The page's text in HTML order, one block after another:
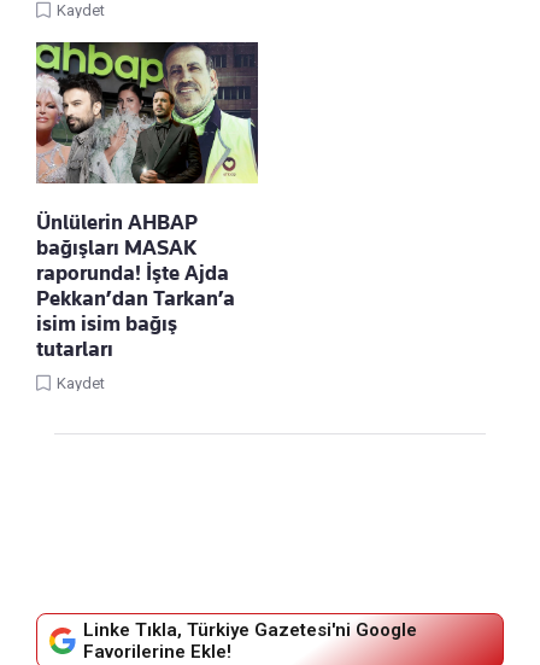
Kaydet
Ünlülerin AHBAP
bağışları MASAK
raporunda! İşte Ajda
Pekkan’dan Tarkan’a
isim isim bağış
tutarları
Kaydet
Linke Tıkla, Türkiye Gazetesi'ni Google
Favorilerine Ekle!